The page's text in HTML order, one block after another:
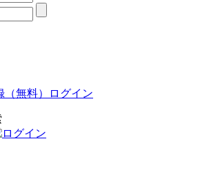
無料） ログイン